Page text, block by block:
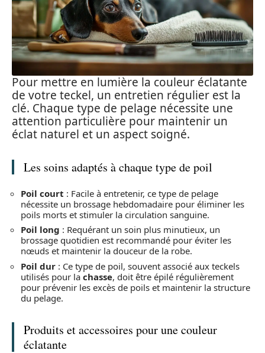
Pour mettre en lumière la couleur éclatante
de votre teckel, un entretien régulier est la
clé. Chaque type de pelage nécessite une
attention particulière pour maintenir un
éclat naturel et un aspect soigné.
Les soins adaptés à chaque type de poil
Poil court : Facile à entretenir, ce type de pelage
nécessite un brossage hebdomadaire pour éliminer les
poils morts et stimuler la circulation sanguine.
Poil long : Requérant un soin plus minutieux, un
brossage quotidien est recommandé pour éviter les
nœuds et maintenir la douceur de la robe.
Poil dur : Ce type de poil, souvent associé aux teckels
utilisés pour la chasse, doit être épilé régulièrement
pour prévenir les excès de poils et maintenir la structure
du pelage.
Produits et accessoires pour une couleur
éclatante